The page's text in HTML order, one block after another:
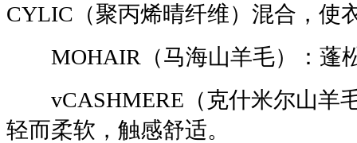
CYLIC（聚丙烯晴纤维）混合，使
MOHAIR（马海山羊毛）：蓬
vCASHMERE（克什米尔山羊
轻而柔软，触感舒适。